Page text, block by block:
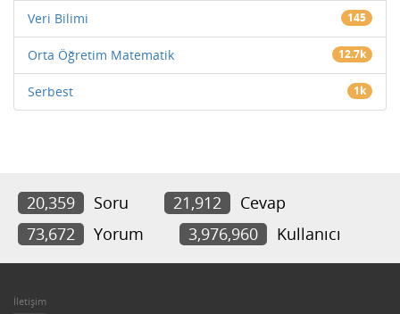
Veri Bilimi 145
Orta Öğretim Matematik 12.7k
Serbest 1k
20,359 Soru 21,912
Cevap
73,672
Yorum 3,976,960 Kullanıcı
İletişim